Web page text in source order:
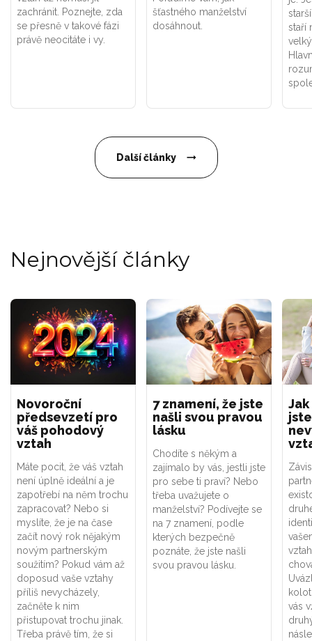
zachránit. Poznejte, zda
se přesně v takové fázi
právě neocitáte i vy.
šťastného manželství
dosáhnout.
staří
Další články
Nejnovější články
Novoroční
předsevzetí pro
váš pohodový
vztah
Máte pocit, že váš vztah
není úplně ideální a je
zapotřebí na něm trochu
zapracovat? Nebo si
myslíte, že je na čase
začít nový rok nějakým
novým partnerským
soužitím? Pokud vám až
doposud vaše vztahy
příliš nevycházely,
začněte k nim
přistupovat trochu jinak.
Třeba právě tím, že si
7 znamení, že jste
našli svou pravou
lásku
Chodíte s někým a
zajímalo by vás, jestli jste
pro sebe ti praví? Nebo
třeba uvažujete o
manželství? Podívejte se
na 7 znamení, podle
kterých bezpečně
poznáte, že jste našli
svou pravou lásku.
vás